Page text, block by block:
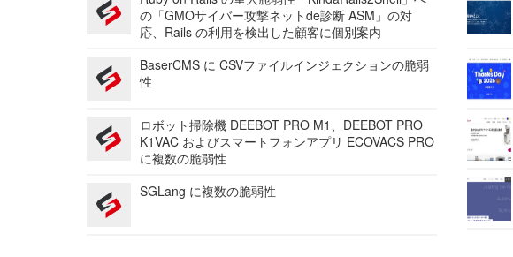
の「GMOサイバー攻撃ネットde診断 ASM」の対
応、Rails の利用を検出した顧客に個別案内
BaserCMS に CSVファイルインジェクションの脆弱
性
ロボット掃除機 DEEBOT PRO M1、DEEBOT PRO
K1VAC およびスマートフォンアプリ ECOVACS PRO
に複数の脆弱性
SGLang に複数の脆弱性